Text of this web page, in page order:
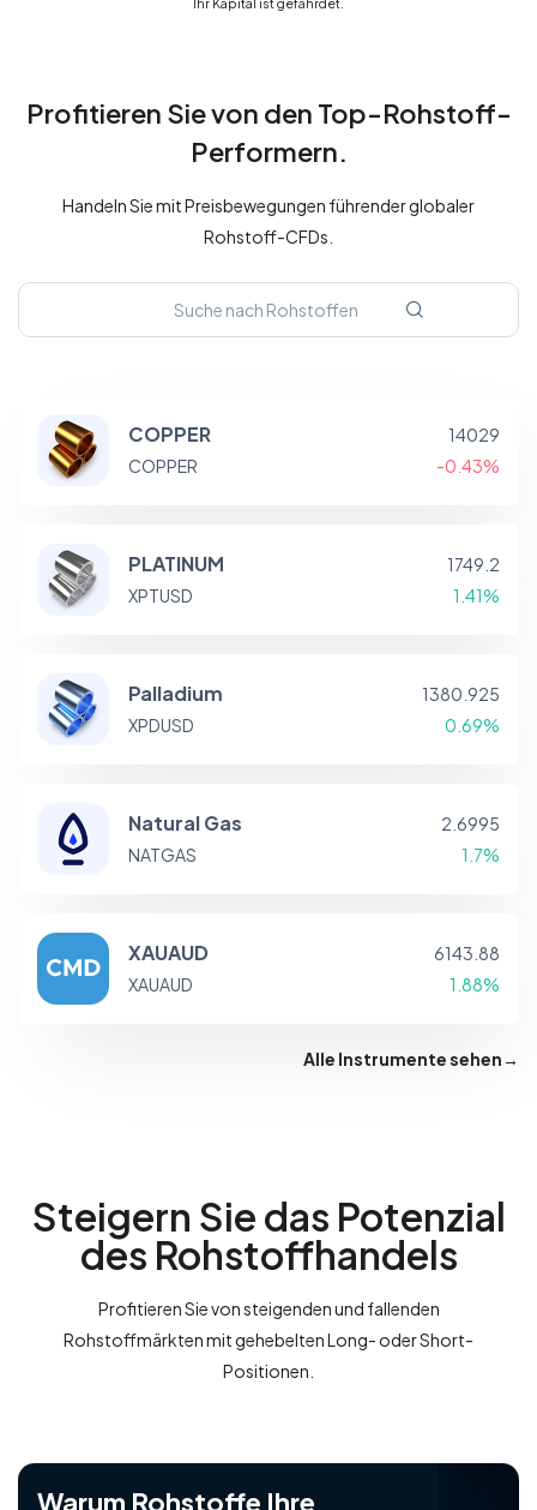
Ihr Kapital ist gefährdet.
Profitieren Sie von den Top-Rohstoff-
Performern.
Handeln Sie mit Preisbewegungen führender globaler
Rohstoff-CFDs.
COPPER
COPPER
14029
-0.43%
PLATINUM
XPTUSD
1749.2
1.41%
Palladium
XPDUSD
1380.925
0.69%
Natural Gas
NATGAS
2.6995
1.7%
XAUAUD
XAUAUD
6143.88
1.88%
Alle Instrumente sehen→
Steigern Sie das Potenzial
des Rohstoffhandels
Profitieren Sie von steigenden und fallenden
Rohstoffmärkten mit gehebelten Long- oder Short-
Positionen.
Warum Rohstoffe Ihre